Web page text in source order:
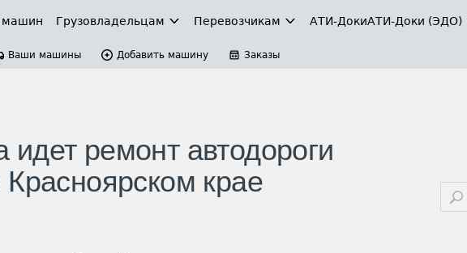
машин Грузовладельцам Перевозчикам АТИ-ДокиАТИ-Доки (ЭДО)
Ваши машины Добавить машину Заказы
ремонт автодороги
крае